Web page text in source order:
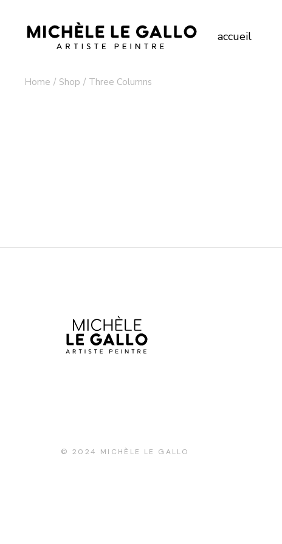
accueil
Home
Shop Three Columns
© 2024 MICHÈLE LE GALLO